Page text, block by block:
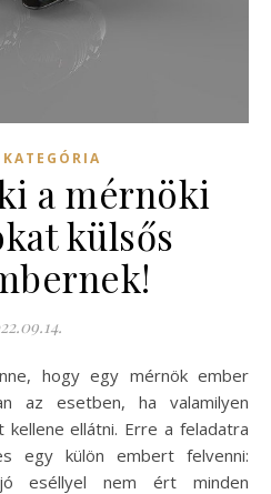
KATEGÓRIA
a mérnöki
külsős
az esetben, ha valamilyen
kellene ellátni. Erre a feladatra
egy külön embert felvenni:
eséllyel nem ért minden